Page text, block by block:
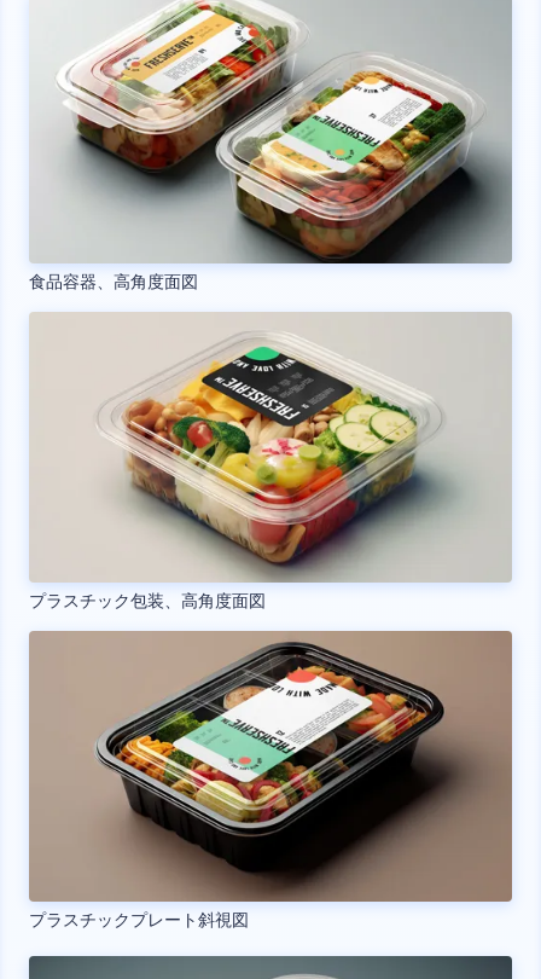
食品容器、高角度面図
プラスチック包装、高角度面図
プラスチックプレート斜視図